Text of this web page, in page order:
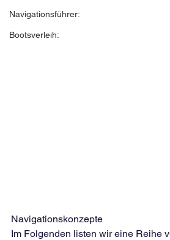
Navigationsführer:
Bootsverleih:
Navigationskonzepte
Im Folgenden listen wir eine Reihe